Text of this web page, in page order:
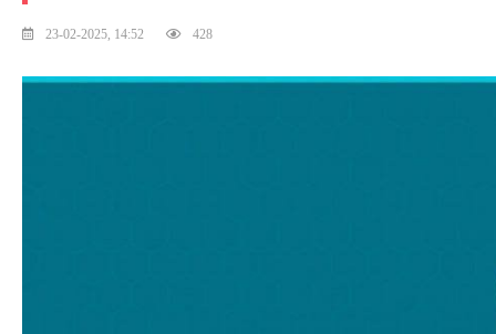
23-02-2025, 14:52 428